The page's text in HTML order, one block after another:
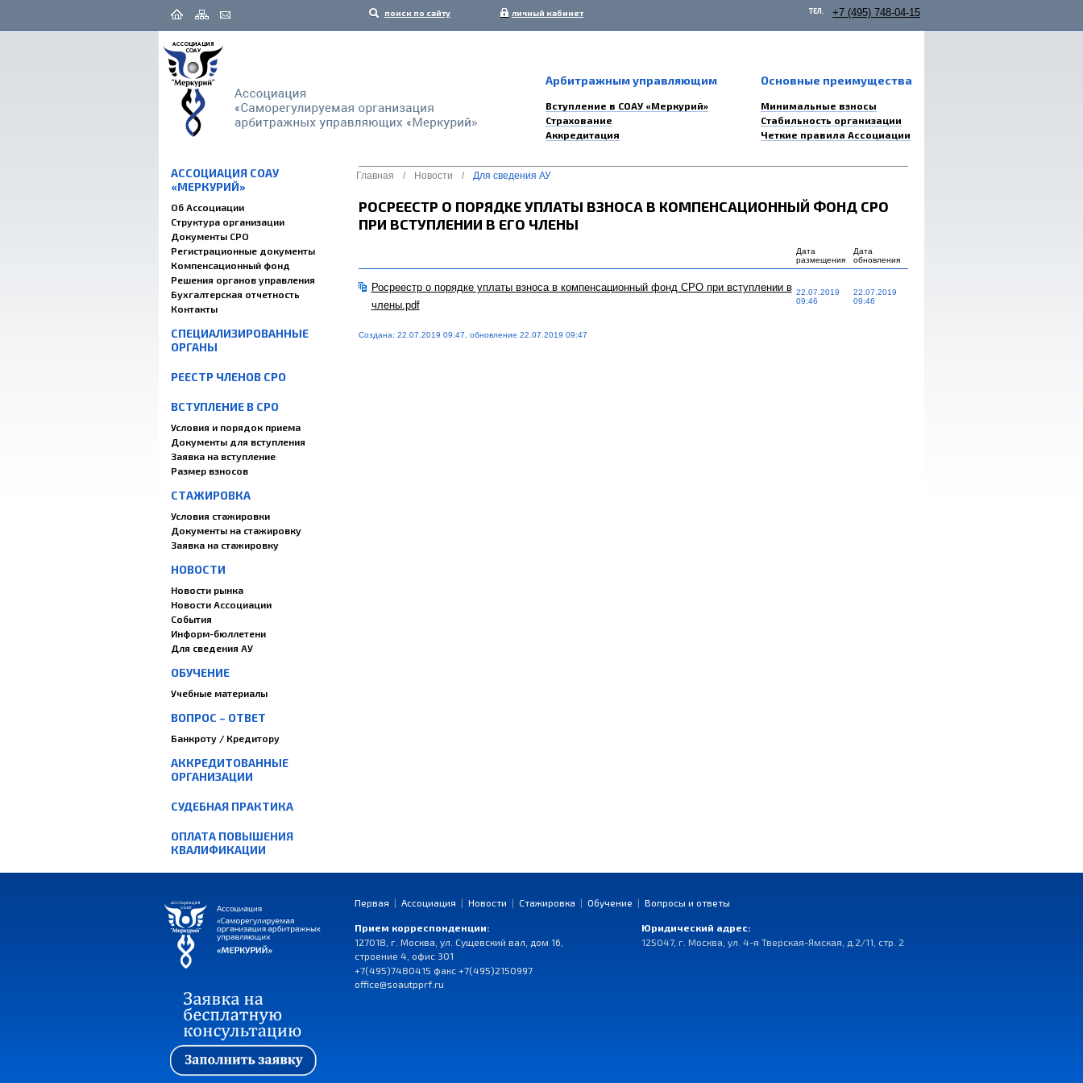
поиск по сайту личный кабинет ТЕЛ. +7 (495) 748-04-15
Арбитражным управляющим
Вступление в СОАУ «Меркурий»
Страхование
Аккредитация
Основные преимущества
Минимальные взносы
Стабильность организации
Четкие правила Ассоциации
АССОЦИАЦИЯ СОАУ
«МЕРКУРИЙ»
Об Ассоциации
Структура организации
Документы СРО
Регистрационные документы
Компенсационный фонд
Решения органов управления
Бухгалтерская отчетность
Контакты
СПЕЦИАЛИЗИРОВАННЫЕ
ОРГАНЫ
РЕЕСТР ЧЛЕНОВ СРО
ВСТУПЛЕНИЕ В СРО
Условия и порядок приема
Документы для вступления
Заявка на вступление
Размер взносов
СТАЖИРОВКА
Условия стажировки
Документы на стажировку
Заявка на стажировку
НОВОСТИ
Новости рынка
Новости Ассоциации
События
Информ-бюллетени
Для сведения АУ
ОБУЧЕНИЕ
Учебные материалы
ВОПРОС – ОТВЕТ
Банкроту / Кредитору
АККРЕДИТОВАННЫЕ
ОРГАНИЗАЦИИ
СУДЕБНАЯ ПРАКТИКА
ОПЛАТА ПОВЫШЕНИЯ
КВАЛИФИКАЦИИ
Главная / Новости / Для сведения АУ
РОСРЕЕСТР О ПОРЯДКЕ УПЛАТЫ ВЗНОСА В КОМПЕНСАЦИОННЫЙ ФОНД СРО
ПРИ ВСТУПЛЕНИИ В ЕГО ЧЛЕНЫ
Дата
размещения
Дата
обновления
Росреестр о порядке уплаты взноса в компенсационный фонд СРО при вступлении в
члены.pdf
22.07.2019
09:46
22.07.2019
09:46
Создана: 22.07.2019 09:47, обновление 22.07.2019 09:47
Первая | Ассоциация | Новости | Стажировка | Обучение | Вопросы и ответы
Прием корреспонденции:
127018, г. Москва, ул. Сущевский вал, дом 16,
строение 4, офис 301
+7(495)7480415 факс +7(495)2150997
office@soautpprf.ru
Юридический адрес:
125047, г. Москва, ул. 4-я Тверская-Ямская, д.2/11, стр. 2